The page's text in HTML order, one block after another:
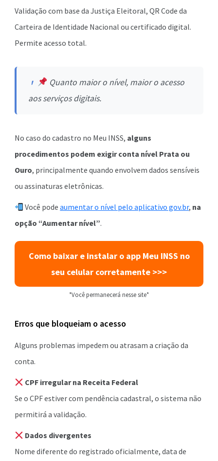
Validação com base da Justiça Eleitoral, QR Code da
Carteira de Identidade Nacional ou certificado digital.
Permite acesso total.
Quanto maior o nível, maior o acesso
aos serviços digitais.
No caso do cadastro no Meu INSS, alguns
procedimentos podem exigir conta nível Prata ou
Ouro, principalmente quando envolvem dados sensíveis
ou assinaturas eletrônicas.
Você podeaumentar o nível pelo aplicativo gov.br, na
opção “Aumentar nível”.
Como baixar e instalar o app Meu INSS no
seu celular corretamente >>>
*Você permanecerá nesse site*
Erros que bloqueiam o acesso
Alguns problemas impedem ou atrasam a criação da
conta.
CPF irregular na Receita Federal
Se o CPF estiver com pendência cadastral, o sistema não
permitirá a validação.
Dados divergentes
Nome diferente do registrado oficialmente, data de